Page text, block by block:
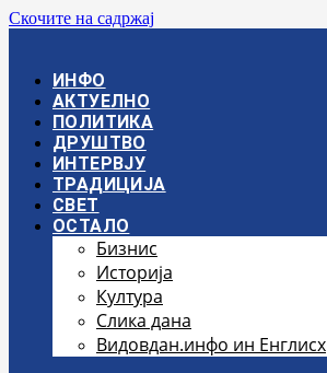
Скочите на садржај
ИНФО
АКТУЕЛНО
ПОЛИТИКА
ДРУШТВО
ИНТЕРВЈУ
ТРАДИЦИЈА
СВЕТ
ОСТАЛО
Бизнис
Историја
Култура
Слика дана
Видовдан.инфо ин Енглисх